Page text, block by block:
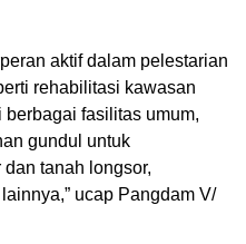
aktif dalam pelestarian
rehabilitasi kawasan
fasilitas umum,
gundul untuk
tanah longsor,
ucap Pangdam V/